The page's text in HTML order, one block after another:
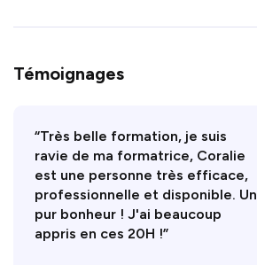
Témoignages
“Très belle formation, je suis
ravie de ma formatrice, Coralie
est une personne très efficace,
professionnelle et disponible. Un
pur bonheur ! J'ai beaucoup
appris en ces 20H !”